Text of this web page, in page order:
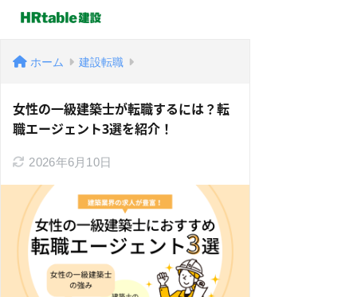
ホーム 建設転職
女性の一級建築士が転職するには？転
職エージェント3選を紹介！
2026年6月10日